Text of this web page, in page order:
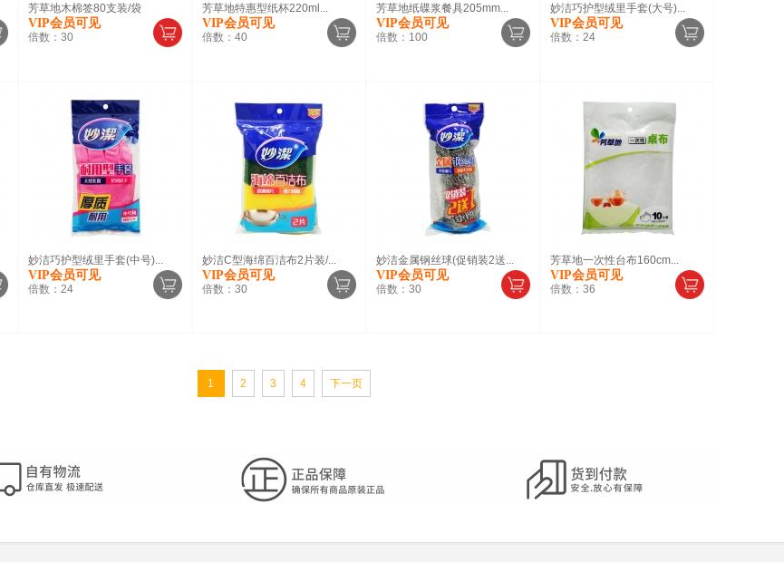
芳草地木棉签80支装/袋
VIP会员可见
倍数： 30
芳草地特惠型纸杯220ml...
VIP会员可见
倍数： 40
芳草地纸碟浆餐具205mm...
VIP会员可见
倍数： 100
妙洁巧护型绒里手套(大号)...
VIP会员可见
倍数： 24
妙洁巧护型绒里手套(中号)...
VIP会员可见
倍数： 24
妙洁C型海绵百洁布2片装/...
VIP会员可见
倍数： 30
妙洁金属钢丝球(促销装2送...
VIP会员可见
倍数： 30
芳草地一次性台布160cm...
VIP会员可见
倍数： 36
1 2 3 4 下一页